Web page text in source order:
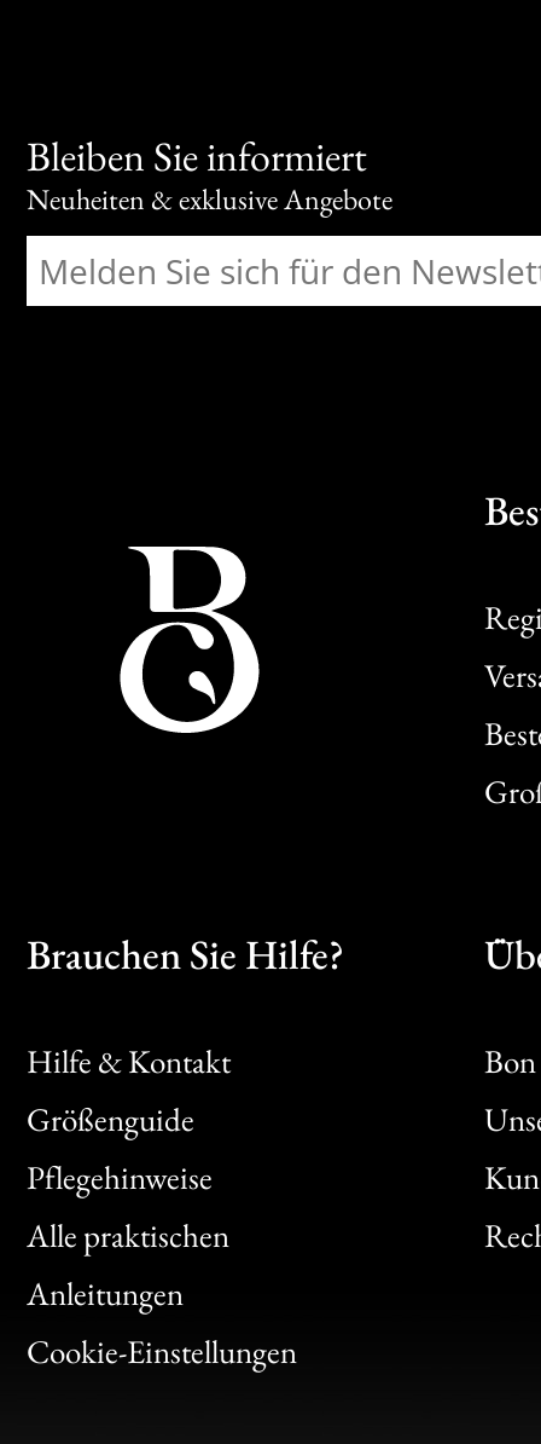
Bleiben Sie informiert
Neuheiten & exklusive Angebote
Brauchen Sie Hilfe?
Hilfe & Kontakt
Größenguide
Pflegehinweise
Alle praktischen
Anleitungen
Cookie-Einstellungen
Bon
Clic